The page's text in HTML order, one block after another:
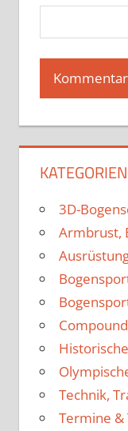
KATEGORIEN
3D-
Armbrust,
Compound
Technik,
Termine &